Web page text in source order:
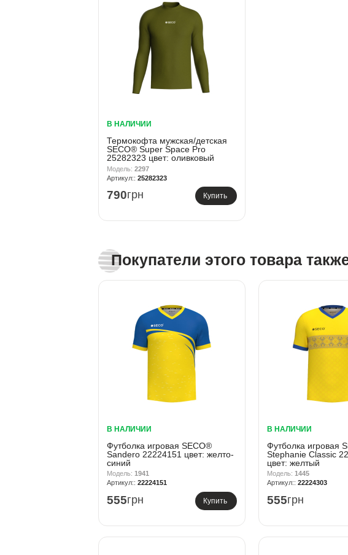
В НАЛИЧИИ
Термокофта мужская/детская
SECO® Super Space Pro
25282323 цвет: оливковый
2297
25282323
790грн Купить
Покупатели этого товара
В НАЛИЧИИ
Футболка игровая SECO®
Sandero 22224151 цвет: желто-
синий
1941
22224151
555грн Купить
В НАЛИЧИИ
Футболка игровая
Stephanie Classic
цвет: желтый
1445
22224303
555грн